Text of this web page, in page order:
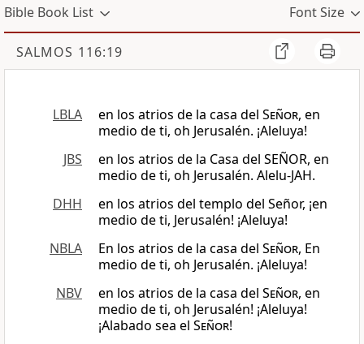
Bible Book List Font Size
SALMOS 116:19
LBLA en los atrios de la casa del Señor, en
medio de ti, oh Jerusalén. ¡Aleluya!
JBS
en los atrios de la Casa del SEÑOR, en
medio de ti, oh Jerusalén. Alelu-JAH.
DHH
en los atrios del templo del Señor, ¡en
medio de ti, Jerusalén! ¡Aleluya!
NBLA
En los atrios de la casa del Señor, En
medio de ti, oh Jerusalén. ¡Aleluya!
NBV
en los atrios de la casa del Señor, en
medio de ti, oh Jerusalén! ¡Aleluya!
¡Alabado sea el Señor!